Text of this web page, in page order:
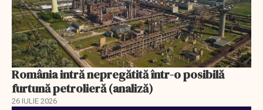
România intră nepregătită într-o posibilă
furtună petrolieră (analiză)
26 IULIE 2026